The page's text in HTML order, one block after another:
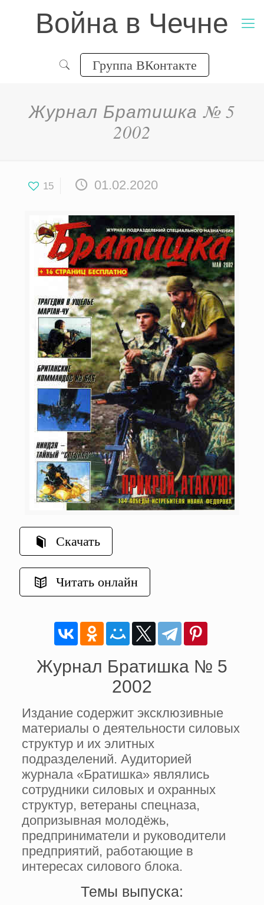
Война в Чечне
Группа ВКонтакте
Журнал Братишка № 5
2002
15 01.02.2020
Скачать
Читать онлайн
Журнал Братишка № 5
2002
Издание содержит эксклюзивные
материалы о деятельности силовых
структур и их элитных
подразделений. Аудиторией
журнала «Братишка» являлись
сотрудники силовых и охранных
структур, ветераны спецназа,
допризывная молодёжь,
предприниматели и руководители
предприятий, работающие в
интересах силового блока.
Темы выпуска: